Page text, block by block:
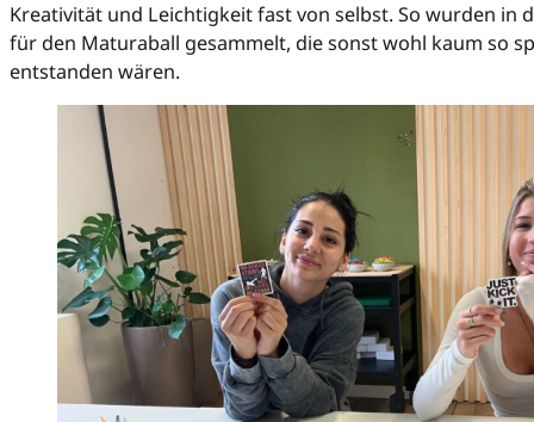
Kreativität und Leichtigkeit fast von selbst. So wurden in
für den Maturaball gesammelt, die sonst wohl kaum so
entstanden wären.